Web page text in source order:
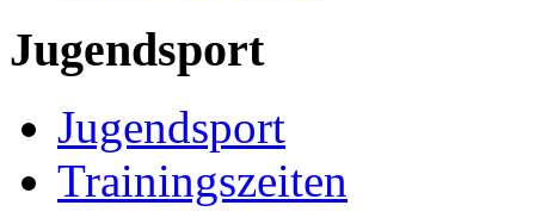
Jugendsport
Jugendsport
Trainingszeiten